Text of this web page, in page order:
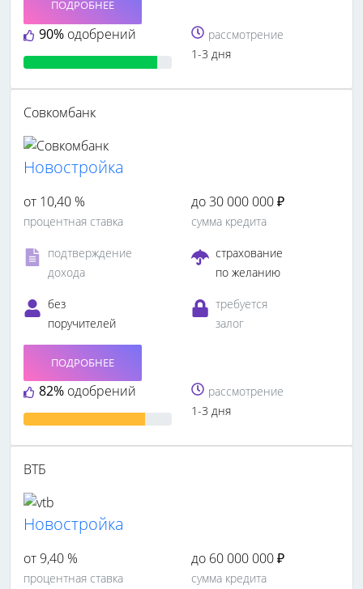
90% одобрений
ПОДРОБНЕЕ
рассмотрение
1-3 дня
Совкомбанк
Новостройка
от 10,40 %
процентная ставка
до 30 000 000 ₽
сумма кредита
подтверждение
дохода
страхование
по желанию
без
поручителей
требуется
залог
82% одобрений
ПОДРОБНЕЕ
рассмотрение
1-3 дня
ВТБ
Новостройка
от 9,40 %
процентная ставка
до 60 000 000 ₽
сумма кредита